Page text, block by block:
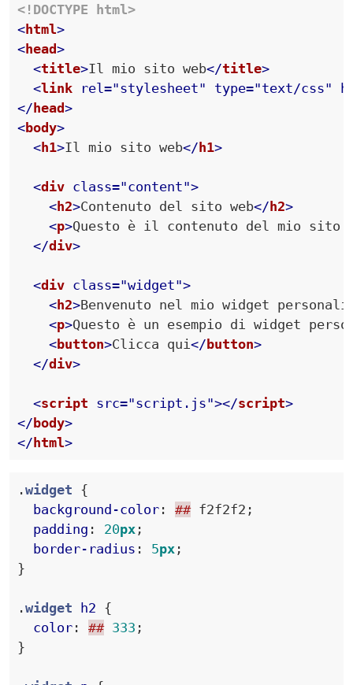
<!DOCTYPE html>
<html>
<head>
<title>Il mio sito web</title>
<link rel ="stylesheet" type="text/css"
</head>
<body>
<h1>Il mio sito web</h1>
<div class="content">
<h2>Contenuto del sito web</h2>
<p>Questo è il contenuto del mio sito
</div>
<div class="widget">
<h2>Benvenuto nel mio widget
<p>Questo è un esempio di widget
<button>Clicca qui </button>
</div>
<script src="script.js"></script>
</body>
</html>
.widget
background-color: ## f2f2f2
padding : 20px
border-radius : 5px
}
.widget h2
color: ## 333
}